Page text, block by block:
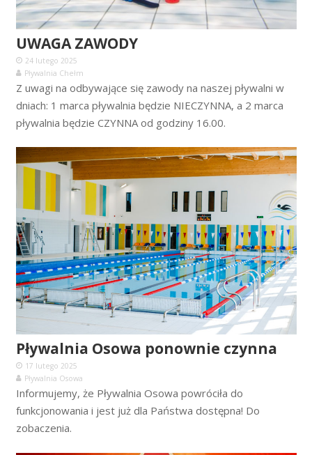
UWAGA ZAWODY
24 lutego 2025
Pływalnia Chełm
Z uwagi na odbywające się zawody na naszej pływalni w
dniach: 1 marca pływalnia będzie NIECZYNNA, a 2 marca
pływalnia będzie CZYNNA od godziny 16.00.
Pływalnia Osowa ponownie czynna
17 lutego 2025
Pływalnia Osowa
Informujemy, że Pływalnia Osowa powróciła do
funkcjonowania i jest już dla Państwa dostępna! Do
zobaczenia.